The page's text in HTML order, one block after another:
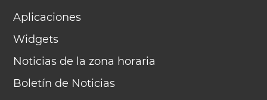
Aplicaciones
Widgets
Noticias de la zona horaria
Boletín de Noticias